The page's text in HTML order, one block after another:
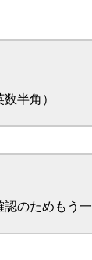
半角）
のためもう